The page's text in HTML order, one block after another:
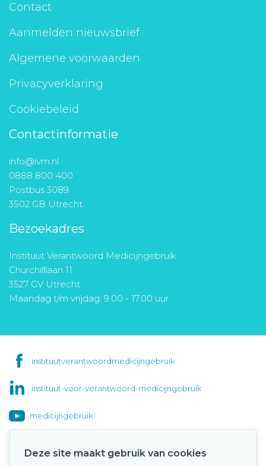
Contact
Aanmelden nieuwsbrief
Algemene voorwaarden
Privacyverklaring
Cookiebeleid
Contactinformatie
info@ivm.nl
0888 800 400
Postbus 3089
3502 GB Utrecht
Bezoekadres
Instituut Verantwoord Medicijngebruik
Churchilllaan 11
3527 GV Utrecht
Maandag t/m vrijdag: 9.00 - 17.00 uur
instituutverantwoordmedicijngebruik
instituut-voor-verantwoord-medicijngebruik
medicijngebruik
Deze site maakt gebruik van cookies